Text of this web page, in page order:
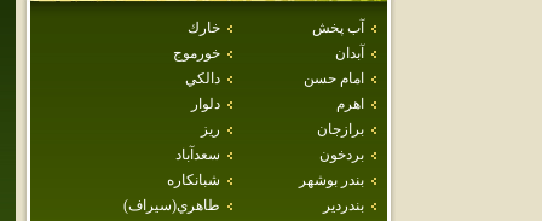
آب پخش
خارك
آبدان
خورموج
امام حسن
دالكي
اهرم
دلوار
برازجان
ريز
بردخون
سعدآباد
بندر بوشهر
شبانكاره
بندردير
طاهري(سيراف)